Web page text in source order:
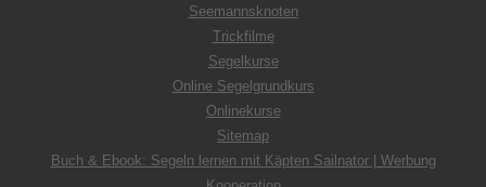
Seemannsknoten
Trickfilme
Segelkurse
Online Segelgrundkurs
Onlinekurse
Sitemap
Buch & Ebook: Segeln lernen mit Käpten Sailnator | Werbung